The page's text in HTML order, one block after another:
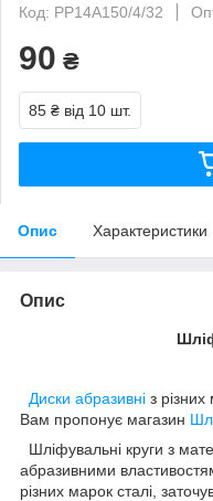
Код: PP14A150/4/32
90 ₴
85 ₴ від 10 шт.
Опис Характеристики
Опис
Диски абразивні з різних
Вам пропонує магазин
Шліфувальні круги з
абразивними
різних марок сталі,